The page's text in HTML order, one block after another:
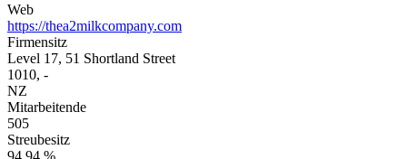
Web
https://thea2milkcompany.com
Firmensitz
Level 17, 51 Shortland Street
1010, -
NZ
Mitarbeitende
505
Streubesitz
94,94 %